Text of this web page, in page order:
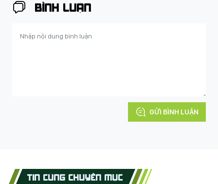
BÌNH LUẬN
GỬI BÌNH LUẬN
TIN CÙNG CHUYÊN MỤC